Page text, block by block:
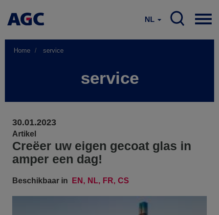
NL
Home service
service
30.01.2023
Artikel
Creëer uw eigen gecoat glas in
amper een dag!
Beschikbaar in EN NL FR CS